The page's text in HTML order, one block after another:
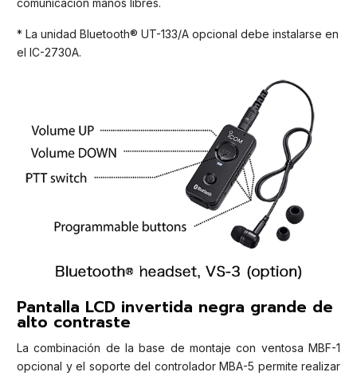
* La unidad Bluetooth® UT-133/A opcional debe instalarse en
el IC-2730A.
Pantalla LCD invertida negra grande de
alto contraste
La combinación de la base de montaje con ventosa MBF-1
opcional y el soporte del controlador MBA-5 permite realizar